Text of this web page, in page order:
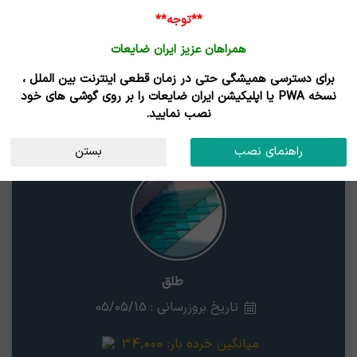
نتایج جستجوی قیمت
طلق
تاریخ بروزرسانی : 05/05/15
میانگین خرده بار: 34,000
**توجه**
همراهان عزیز ایران ضایعات
برای دسترسی همیشگی حتی در زمان قطعی اینترنت بین الملل ،
نسخه PWA یا اپلیکیشن ایران ضایعات را بر روی گوشی های خود
نصب نمایید.
راهنمای نصب بستن